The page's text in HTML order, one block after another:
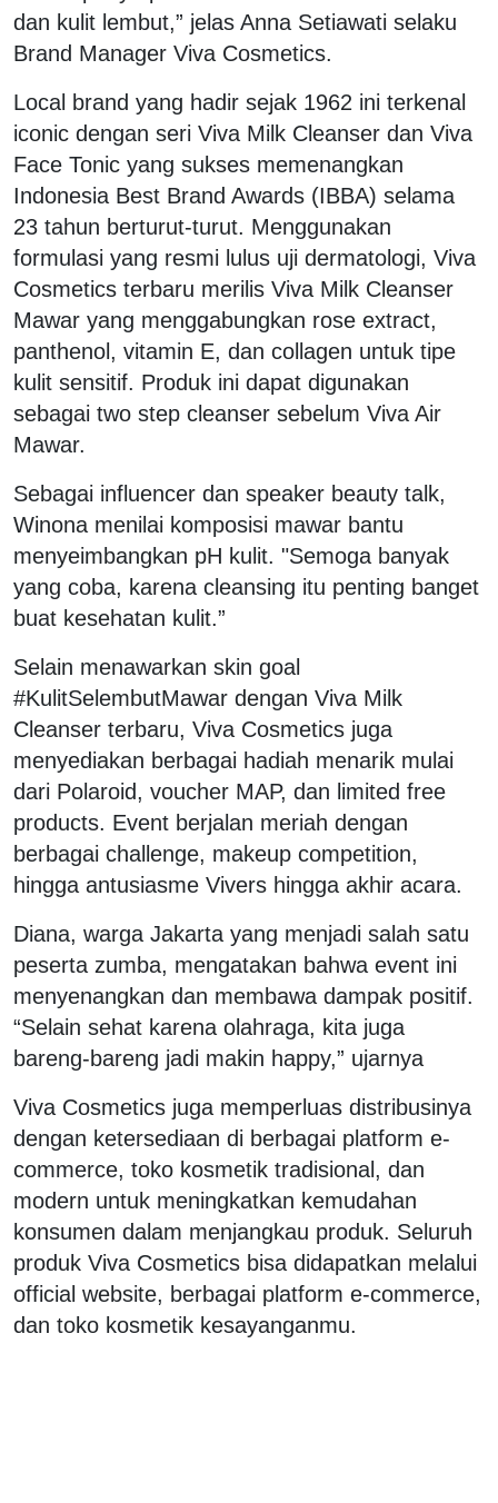
dan kulit lembut,” jelas Anna Setiawati selaku
Brand Manager Viva Cosmetics.
Local brand yang hadir sejak 1962 ini terkenal
iconic dengan seri Viva Milk Cleanser dan Viva
Face Tonic yang sukses memenangkan
Indonesia Best Brand Awards (IBBA) selama
23 tahun berturut-turut. Menggunakan
formulasi yang resmi lulus uji dermatologi, Viva
Cosmetics terbaru merilis Viva Milk Cleanser
Mawar yang menggabungkan rose extract,
panthenol, vitamin E, dan collagen untuk tipe
kulit sensitif. Produk ini dapat digunakan
sebagai two step cleanser sebelum Viva Air
Mawar.
Sebagai influencer dan speaker beauty talk,
Winona menilai komposisi mawar bantu
menyeimbangkan pH kulit. "Semoga banyak
yang coba, karena cleansing itu penting banget
buat kesehatan kulit.”
Selain menawarkan skin goal
#KulitSelembutMawar dengan Viva Milk
Cleanser terbaru, Viva Cosmetics juga
menyediakan berbagai hadiah menarik mulai
dari Polaroid, voucher MAP, dan limited free
products. Event berjalan meriah dengan
berbagai challenge, makeup competition,
hingga antusiasme Vivers hingga akhir acara.
Diana, warga Jakarta yang menjadi salah satu
peserta zumba, mengatakan bahwa event ini
menyenangkan dan membawa dampak positif.
“Selain sehat karena olahraga, kita juga
bareng-bareng jadi makin happy,” ujarnya
Viva Cosmetics juga memperluas distribusinya
dengan ketersediaan di berbagai platform e-
commerce, toko kosmetik tradisional, dan
modern untuk meningkatkan kemudahan
konsumen dalam menjangkau produk. Seluruh
produk Viva Cosmetics bisa didapatkan melalui
official website, berbagai platform e-commerce,
dan toko kosmetik kesayanganmu.